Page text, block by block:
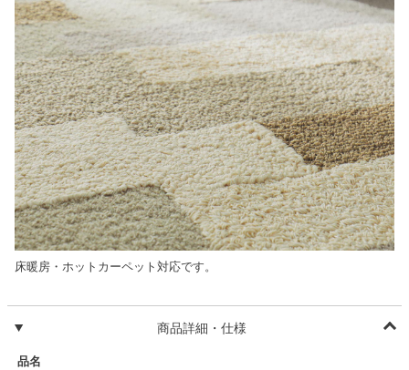
床暖房・ホットカーペット対応です。
商品詳細・仕様
品名